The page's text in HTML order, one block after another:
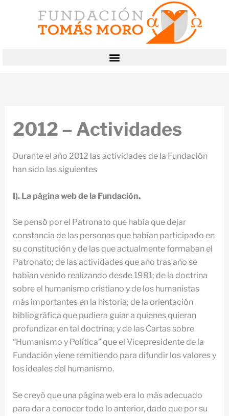
2012 – Actividades
Durante el año 2012 las actividades de la Fundación
han sido las siguientes
I). La página web de la Fundación.
Se pensó por el Patronato que había que dejar
constancia de las personas que habían participado en
su constitución y de las que actualmente formaban el
Patronato; de las actividades que año tras año se
habían venido realizando desde 1981; de la doctrina
sobre el humanismo cristiano y de los humanistas
más importantes en la historia; de la orientación
bibliográfica que pudiera guiar a quienes quieran
profundizar en tal doctrina; y de las Cartas sobre
“Humanismo y Política” que el Vicepresidente de la
Fundación viene remitiendo para difundir los valores y
los ideales del humanismo.
Se creyó que una página web era lo más adecuado
para dar a conocer todo lo anterior, dado que por su